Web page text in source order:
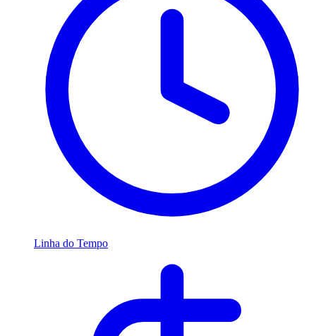
Linha do Tempo